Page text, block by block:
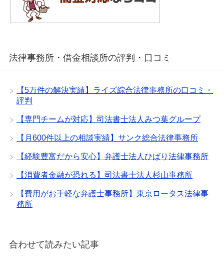
法律事務所・借金相談所の評判・口コミ
【5万件の解決実績】ライズ綜合法律事務所の口コミ・
評判
【専門チームが対応】司法書士法人みつ葉グループ
【月600件以上の相談実績】サンク総合法律事務所
【経験豊富だから安心】弁護士法人ひばり法律事務所
【消費者金融が恐れる】司法書士法人杉山事務所
【費用がお手軽な弁護士事務所】東京ロータス法律事
務所
合わせて読みたい記事